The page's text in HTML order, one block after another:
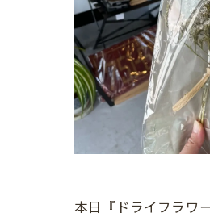
本日『ドライフラワ